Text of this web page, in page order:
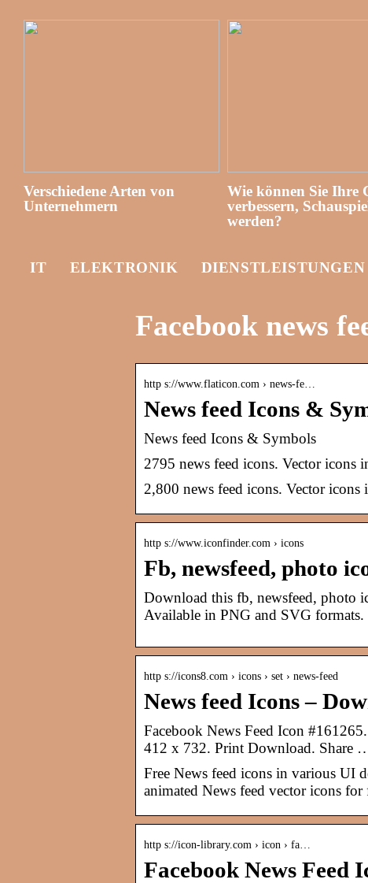
Verschiedene Arten von
Unternehmern
Wie können Sie Ihre
verbessern,
werden?
IT ELEKTRONIK DIENSTLEISTUNGEN
Facebook news
http s://www.flaticon.com › news-fe…
News feed Icons &
News feed Icons & Symbols
2795 news feed icons. Vector
2,800 news feed icons. Vector
http s://www.iconfinder.com › icons
Fb, newsfeed, photo
Download this fb, newsfeed, photo
Available in PNG and SVG
http s://icons8.com › icons › set › news-feed
News feed Icons –
Facebook News Feed Icon
412 x 732. Print Download. Share
Free News feed icons in various UI
animated News feed vector icons
http s://icon-library.com › icon › fa…
Facebook News Feed